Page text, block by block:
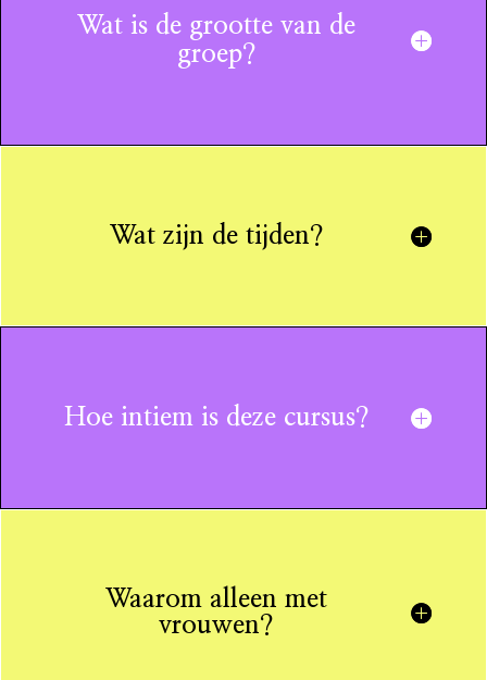
Wat is de grootte van de
groep?
Wat zijn de tijden?
Hoe intiem is deze cursus?
Waarom alleen met
vrouwen?